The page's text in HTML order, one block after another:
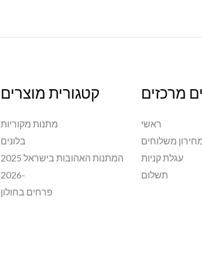
מרכזים
ראשי
משלוחים
עגלת קניות
תשלום
קטגורית מוצרים
מתנות מקוריות
בלונים
המתנות האהובות בישראל 2025
-2026
פרחים בחולון